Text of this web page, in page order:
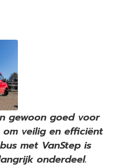
gewoon goed voor
veilig en efficiënt
met VanStep is
onderdeel.